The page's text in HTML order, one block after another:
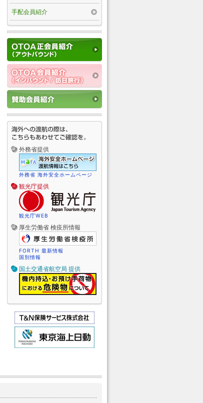
手配会員紹介
外務省提供
外務省 海外安全ホームページ
観光庁提供
観光庁WEB
厚生労働省 検疫所情報
FORTH 最新情報
国別情報
国土交通省航空局 提供